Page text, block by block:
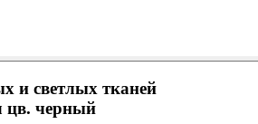
и светлых тканей
цв. черный